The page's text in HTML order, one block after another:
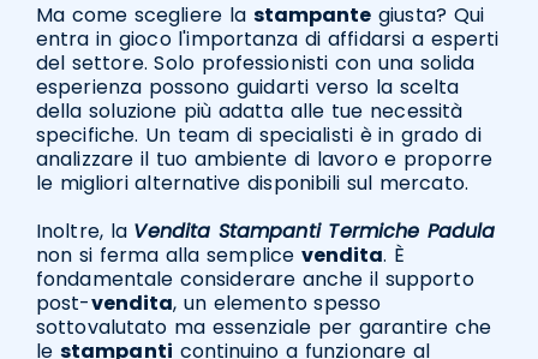
Ma come scegliere la stampante giusta? Qui
entra in gioco l'importanza di affidarsi a esperti
del settore. Solo professionisti con una solida
esperienza possono guidarti verso la scelta
della soluzione più adatta alle tue necessità
specifiche. Un team di specialisti è in grado di
analizzare il tuo ambiente di lavoro e proporre
le migliori alternative disponibili sul mercato.
Inoltre, la Vendita Stampanti Termiche Padula
non si ferma alla semplice vendita. È
fondamentale considerare anche il supporto
post-vendita, un elemento spesso
sottovalutato ma essenziale per garantire che
le stampanti continuino a funzionare al